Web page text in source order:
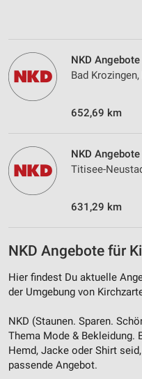
NKD
Bad
652,69 km
NKD
Titisee-
631,29 km
NKD Angebote für
Hier findest Du aktuelle
der Umgebung von
NKD (Staunen. Sparen.
Thema Mode & Bekleidung.
Hemd, Jacke oder Shirt
passende Angebot.
Geräte anhand von aktiv
Informationen
Nicht-IAB-Verarbeitungszwecke:
Performance
Funktional